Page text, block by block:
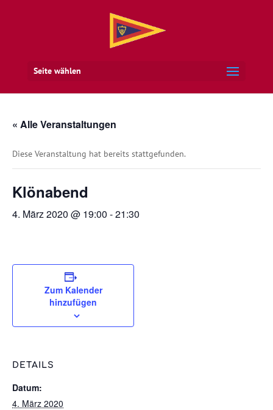
Seite wählen
« Alle Veranstaltungen
Diese Veranstaltung hat bereits stattgefunden.
Klönabend
4. März 2020 @ 19:00 -21:30
Zum Kalender
hinzufügen
DETAILS
Datum:
4. März 2020